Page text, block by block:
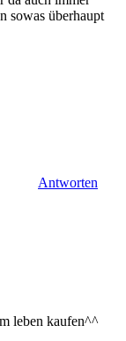
sowas überhaupt
Antworten
leben kaufen^^